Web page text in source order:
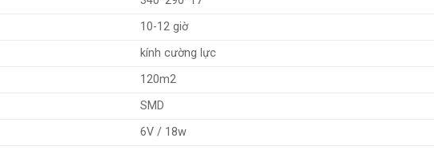
10-12 giờ
kính cường lực
120m2
SMD
6V / 18w